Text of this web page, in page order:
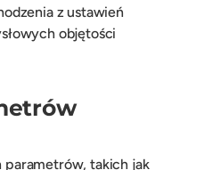
z ustawień
objętości
takich jak